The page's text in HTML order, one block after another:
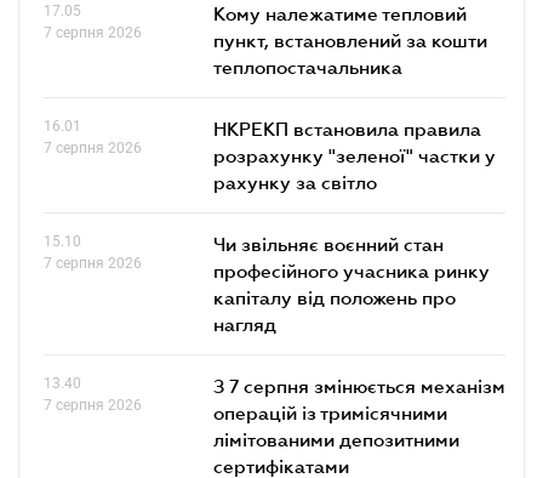
17.05
7 серпня 2026
Кому належатиме тепловий
пункт, встановлений за кошти
теплопостачальника
16.01
7 серпня 2026
НКРЕКП встановила правила
розрахунку "зеленої" частки у
рахунку за світло
15.10
7 серпня 2026
Чи звільняє воєнний стан
професійного учасника ринку
капіталу від положень про
нагляд
13.40
7 серпня 2026
З 7 серпня змінюється механізм
операцій із тримісячними
лімітованими депозитними
сертифікатами